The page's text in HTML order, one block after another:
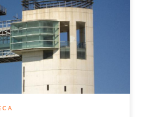
Universal gracias a la
y que flanquea el
además aquel 11 de
de la empresa en Europa
que dicha torre no […]